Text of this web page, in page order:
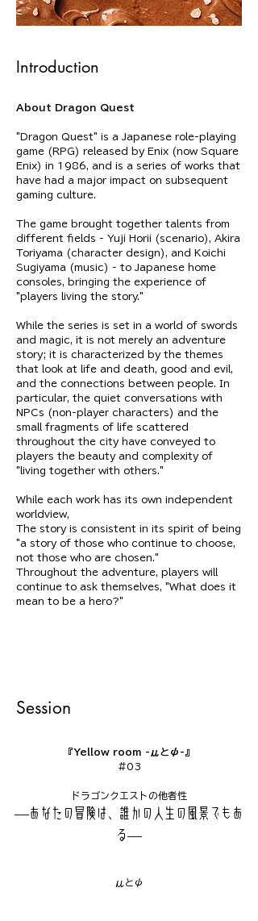
Introduction
About Dragon Quest
"Dragon Quest" is a Japanese role-playing
game (RPG) released by Enix (now Square
Enix) in 1986, and is a series of works that
have had a major impact on subsequent
gaming culture.
The game brought together talents from
different fields - Yuji Horii (scenario), Akira
Toriyama (character design), and Koichi
Sugiyama (music) - to Japanese home
consoles, bringing the experience of
"players living the story."
While the series is set in a world of swords
and magic, it is not merely an adventure
story; it is characterized by the themes
that look at life and death, good and evil,
and the connections between people. In
particular, the quiet conversations with
NPCs (non-player characters) and the
small fragments of life scattered
throughout the city have conveyed to
players the beauty and complexity of
"living together with others."
While each work has its own independent
worldview,
The story is consistent in its spirit of being
"a story of those who continue to choose,
not those who are chosen."
Throughout the adventure, players will
continue to ask themselves, "What does it
mean to be a hero?"
Session
『Yellow room -μとψ-』
#03
ドラゴンクエストの他者性
—あなたの冒険は、誰かの人生の風景でもあ
る—
μとψ